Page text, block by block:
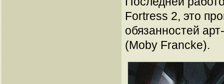
Fortress 2, это
обязанностей
(Moby Francke).